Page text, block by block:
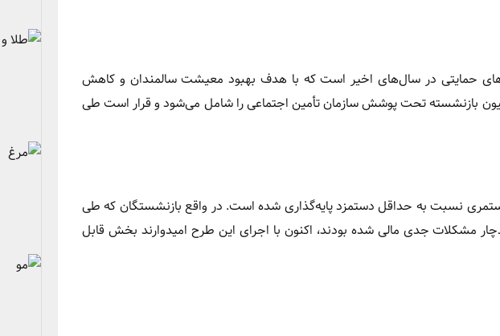
حمایتی در سال‌های اخیر است که با هدف بهبود معیشت سالمندان و کاهش
تورمی از آبان ۱۴۰۳ کلید خورد. این طرح بیش از ۴.۷ میلیون بازنشسته تحت پوشش سازمان تأمین اجتماعی را شامل می‌شود و قرار است طی
جبران ۹۰ درصد افت ضریب مستمری نسبت به حداقل دستمزد پایه‌گذاری شده است. در واقع بازنشستگان که طی
مشکلات جدی مالی شده بودند، اکنون با اجرای این طرح امیدوارند بخش قابل